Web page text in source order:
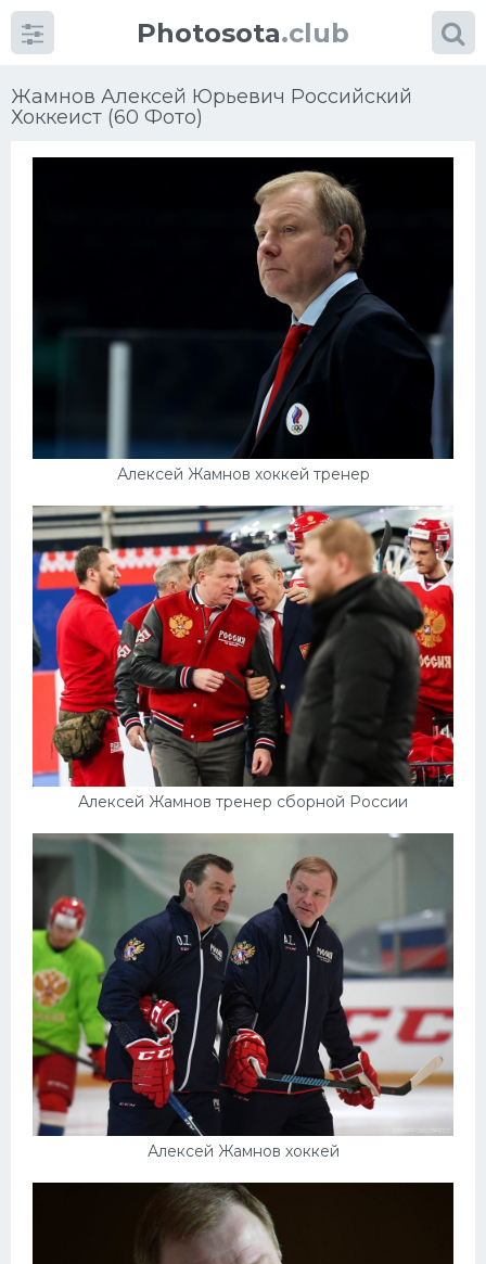
Photosota.club
Жамнов Алексей Юрьевич Российский
Хоккеист (60 Фото)
Алексей Жамнов хоккей тренер
Алексей Жамнов тренер сборной России
Алексей Жамнов хоккей
Еще картинки...
Хоккей
Конькобежный спорт
Тренажеры
Интерьер квартиры